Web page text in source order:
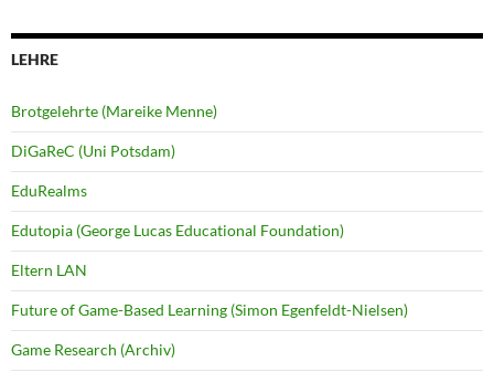
LEHRE
Brotgelehrte (Mareike Menne)
DiGaReC (Uni Potsdam)
EduRealms
Edutopia (George Lucas Educational Foundation)
Eltern LAN
Future of Game-Based Learning (Simon Egenfeldt-Nielsen)
Game Research (Archiv)